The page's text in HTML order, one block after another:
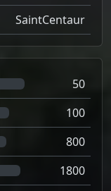
SaintCentaur
50
100
800
1800